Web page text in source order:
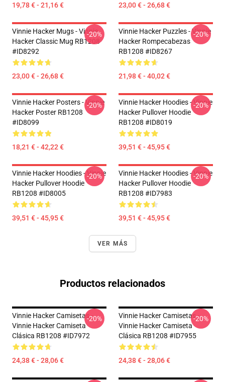
19,78 € - 21,16 € 23,00 € - 26,68 €
Vinnie Hacker Mugs - Vinnie
Hacker Classic Mug RB1208
#ID8292
23,00 € - 26,68 €
-20%
Vinnie Hacker Puzzles - Vinnie
Hacker Rompecabezas
RB1208 #ID8267
21,98 € - 40,02 €
-20%
Vinnie Hacker Posters - Vinnie
Hacker Poster RB1208
#ID8099
18,21 € - 42,22 €
-20%
Vinnie Hacker Hoodies - Vinnie
Hacker Pullover Hoodie
RB1208 #ID8019
39,51 € - 45,95 €
-20%
Vinnie Hacker Hoodies - Vinnie
Hacker Pullover Hoodie
RB1208 #ID8005
39,51 € - 45,95 €
-20%
Vinnie Hacker Hoodies - Vinnie
Hacker Pullover Hoodie
RB1208 #ID7983
39,51 € - 45,95 €
-20%
VER MÁS
Productos relacionados
Vinnie Hacker Camisetas -
Vinnie Hacker Camiseta
Clásica RB1208 #ID7972
24,38 € - 28,06 €
-20%
Vinnie Hacker Camisetas -
Vinnie Hacker Camiseta
Clásica RB1208 #ID7955
24,38 € - 28,06 €
-20%